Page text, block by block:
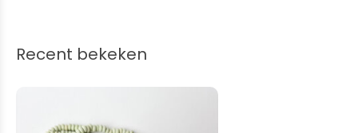
Recent bekeken